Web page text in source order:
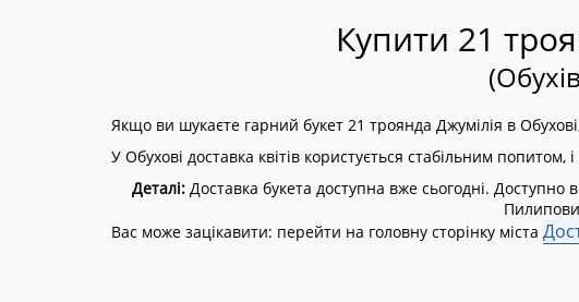
Купити 21
Якщо ви шукаєте гарний букет 21 троянда Джумілія в
У Обухові доставка квітів користується стабільним
Деталі:Доставка букета доступна вже сьогодні. Доступно
Вас може зацікавити: перейти на головну сторінку міста